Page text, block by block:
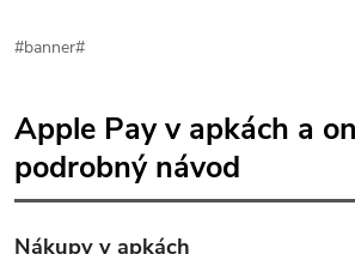
#banner#
Apple Pay v apkách a
podrobný návod
Nákupy v apkách